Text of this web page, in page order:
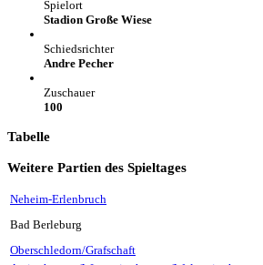
Spielort
Stadion Große Wiese
Schiedsrichter
Andre Pecher
Zuschauer
100
Tabelle
Weitere Partien des Spieltages
Neheim-Erlenbruch
Bad Berleburg
Oberschledorn/Grafschaft